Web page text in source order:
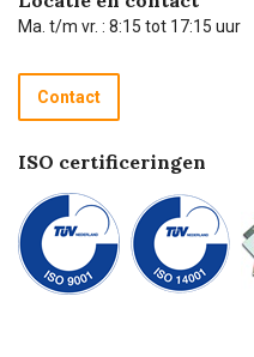
Technische dienst
Recycle programma
Betalen
Ma. t/m vr. : 8:15 tot 17:15 uur
Contact
ISO certificeringen